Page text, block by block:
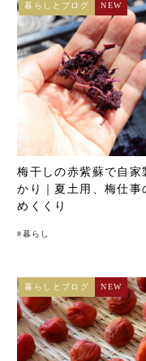
梅干しの赤紫蘇で自家
かり｜夏土用、梅仕事
めくくり
#暮らし
暮らしとブログ NEW
暮らしとブログ NEW